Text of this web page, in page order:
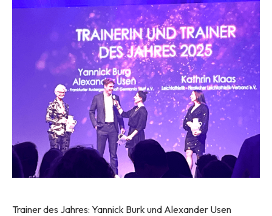
Trainer des Jahres: Yannick Burk und Alexander Usen